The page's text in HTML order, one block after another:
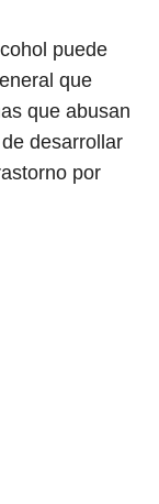
puede
que
que abusan
desarrollar
por